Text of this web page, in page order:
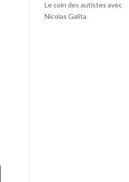
Le coin des autistes avec
Nicolas Galita